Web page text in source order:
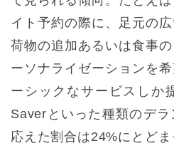
イト予約の際に、足元の
荷物の追加あるいは食事
ーソナライゼーションを
ーシックなサービスしか
Saverといった種類のデ
応えた割合は24%にとどま